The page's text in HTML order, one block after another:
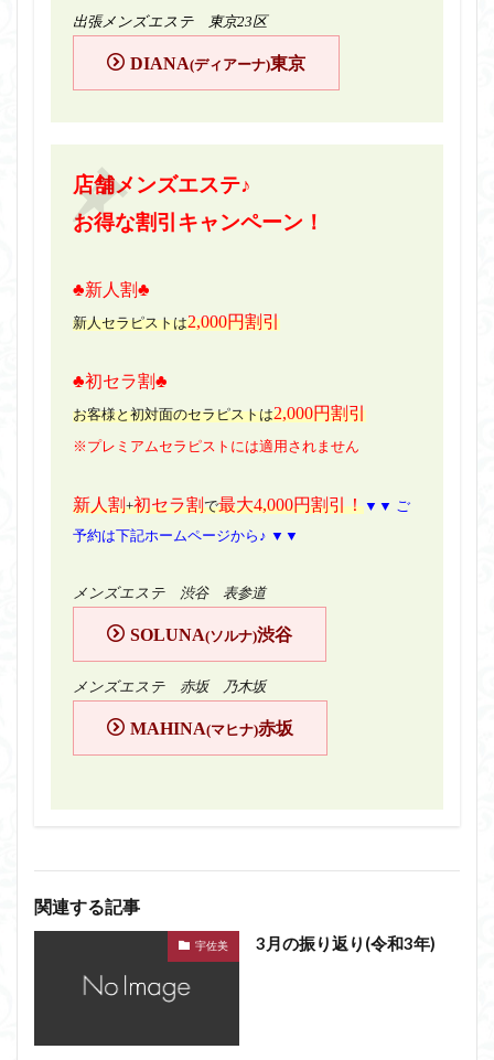
出張メンズエステ 東京23区
DIANA(ディアーナ)東京
店舗メンズエステ♪
お得な割引キャンペーン！
♣新人割♣
新人セラピストは2,000円割引
♣初セラ割♣
お客様と初対面のセラピストは2,000円割引
※プレミアムセラピストには適用されません
新人割+初セラ割で最大4,000円割引！▼▼ ご
予約は下記ホームページから♪ ▼▼
メンズエステ 渋谷 表参道
SOLUNA(ソルナ)渋谷
メンズエステ 赤坂 乃木坂
MAHINA(マヒナ)赤坂
関連する記事
宇佐美 3月の振り返り(令和3年)